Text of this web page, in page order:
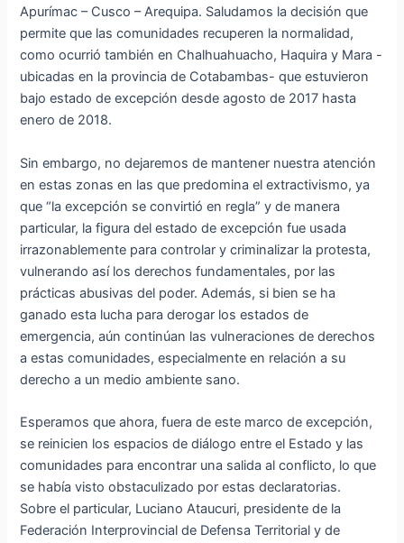
Apurímac – Cusco – Arequipa. Saludamos la decisión que
permite que las comunidades recuperen la normalidad,
como ocurrió también en Chalhuahuacho, Haquira y Mara -
ubicadas en la provincia de Cotabambas- que estuvieron
bajo estado de excepción desde agosto de 2017 hasta
enero de 2018.
Sin embargo, no dejaremos de mantener nuestra atención
en estas zonas en las que predomina el extractivismo, ya
que “la excepción se convirtió en regla” y de manera
particular, la figura del estado de excepción fue usada
irrazonablemente para controlar y criminalizar la protesta,
vulnerando así los derechos fundamentales, por las
prácticas abusivas del poder. Además, si bien se ha
ganado esta lucha para derogar los estados de
emergencia, aún continúan las vulneraciones de derechos
a estas comunidades, especialmente en relación a su
derecho a un medio ambiente sano.
Esperamos que ahora, fuera de este marco de excepción,
se reinicien los espacios de diálogo entre el Estado y las
comunidades para encontrar una salida al conflicto, lo que
se había visto obstaculizado por estas declaratorias.
Sobre el particular, Luciano Ataucuri, presidente de la
Federación Interprovincial de Defensa Territorial y de